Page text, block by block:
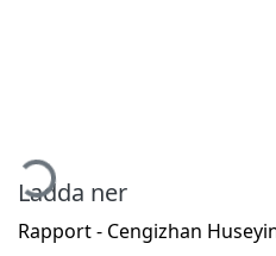
Ladda ner
Rapport - Cengizhan